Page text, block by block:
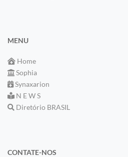
MENU
Home
Sophia
Synaxarion
N E W S
Diretório BRASIL
CONTATE-NOS